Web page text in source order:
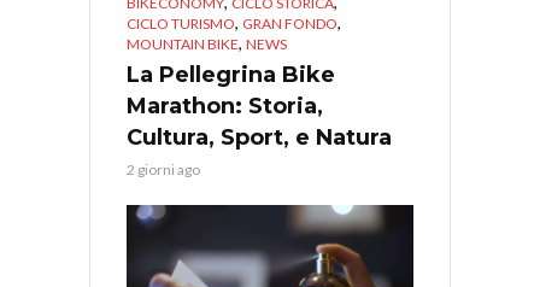
CICLO TURISMO, GRAN FONDO,
MOUNTAIN BIKE, NEWS
La Pellegrina Bike
Marathon: Storia,
Cultura, Sport, e Natura
2 giorni ago